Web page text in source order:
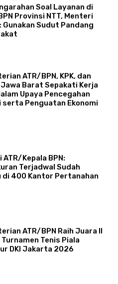
Soal Layanan di
Provinsi NTT, Menteri
Gunakan Sudut Pandang
ATR/BPN, KPK, dan
Barat Sepakati Kerja
Upaya Pencegahan
serta Penguatan Ekonomi
Kepala BPN:
Terjadwal Sudah
di 400 Kantor Pertanahan
ATR/BPN Raih Juara II
Turnamen Tenis Piala
DKI Jakarta 2026